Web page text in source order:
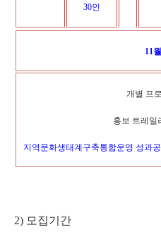
30인
11
개별 프
홍보 트레일
지역문화생태계구축통합운영 성과공
2) 모집기간